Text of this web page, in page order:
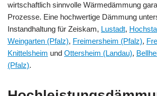
wirtschaftlich sinnvolle Wärmedämmung
Prozesse. Eine hochwertige Dämmung
Instandhaltung für Zeiskam, Lustadt,
Weingarten (Pfalz), Freimersheim (Pfalz),
Knittelsheim und Ottersheim (Landau),
(Pfalz).